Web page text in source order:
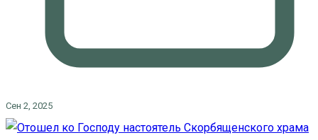
Сен 2, 2025